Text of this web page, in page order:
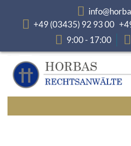
+49 (03435) 92 93 00
9:00 - 17:00